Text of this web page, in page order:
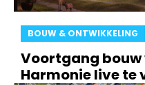
BOUW & ONTWIKKELING
Voortgang
Harmonie live te